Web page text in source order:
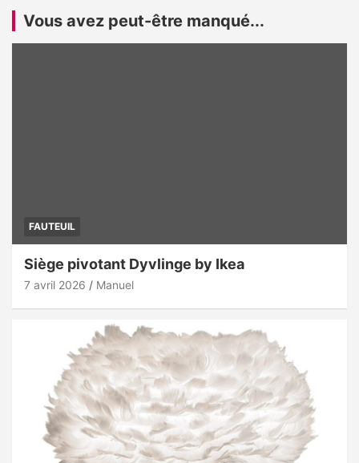
Vous avez peut-être manqué...
FAUTEUIL
Siège pivotant Dyvlinge by Ikea
7 avril 2026 Manuel